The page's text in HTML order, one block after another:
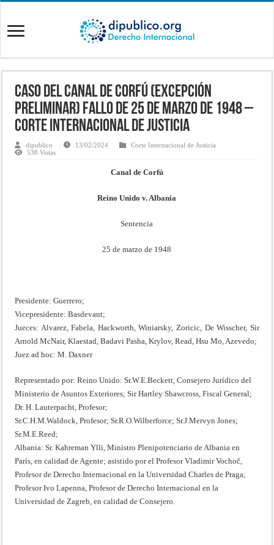
CASO DEL CANAL DE CORFÚ (EXCEPCIÓN
PRELIMINAR) Fallo de 25 de marzo de 1948 –
Corte Internacional de Justicia
dipublico 13/02/2024
Corte Internacional de Justicia
538 Vistas
Canal de Corfú
Reino Unido v. Albania
Sentencia
25 de marzo de 1948
Presidente: Guerrero;
Vicepresidente: Basdevant;
Jueces: Alvarez, Fabela, Hackworth, Winiarsky, Zoricic, De Wisscher, Sir
Arnold McNair, Klaestad, Badavi Pasha, Krylov, Read, Hsu Mo, Azevedo;
Juez ad hoc: M. Daxner
Representado por: Reino Unido: Sr.W.E.Beckett, Consejero Jurídico del
Ministerio de Asuntos Exteriores; Sir Hartley Shawcross, Fiscal General;
Dr. H. Lauterpacht, Profesor;
Sr.C.H.M.Waldock, Profesor; Sr.R.O.Wilberforce; Sr.J.Mervyn Jones;
Sr.M.E.Reed;
Albania: Sr. Kahreman Ylli, Ministro Plenipotenciario de Albania en
París, en calidad de Agente; asistido por el Profesor Vladimir Vochoč,
Profesor de Derecho Internacional en la Universidad Charles de Praga;
Profesor Ivo Lapenna, Profesor de Derecho Internacional en la
Universidad de Zagreb, en calidad de Consejero.